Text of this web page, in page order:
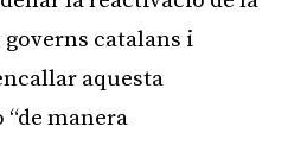
catalans i
aquesta
manera